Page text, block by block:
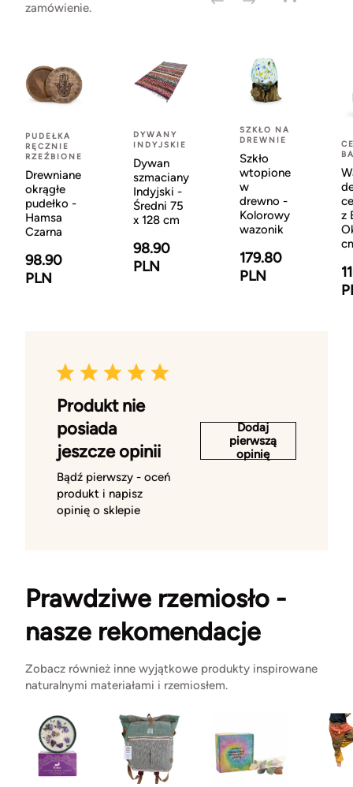
zamówienie.
PUDEŁKA
RĘCZNIE
RZEŹBIONE
Drewniane
okrągłe
pudełko -
Hamsa
Czarna
98.90
PLN
DYWANY
INDYJSKIE
Dywan
szmaciany
Indyjski -
Średni 75
x 128 cm
98.90
PLN
SZKŁO NA
DREWNIE
Szkło
wtopione
w
drewno -
Kolorowy
wazonik
179.80
PLN
z
Produkt nie
posiada
jeszcze opinii
Bądź pierwszy - oceń
produkt i napisz
opinię o sklepie
Dodaj
pierwszą
opinię
Prawdziwe rzemiosło -
nasze rekomendacje
Zobacz również inne wyjątkowe produkty inspirowane
naturalnymi materiałami i rzemiosłem.